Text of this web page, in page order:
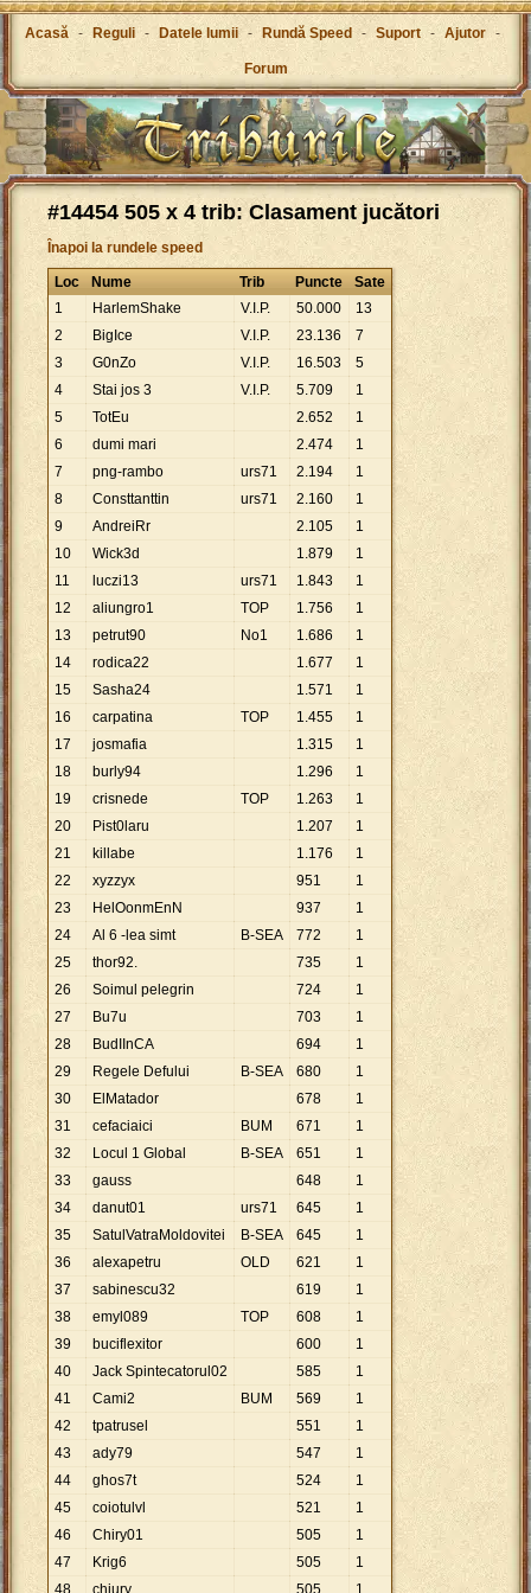
Acasă - Reguli - Datele lumii - Rundă Speed - Suport - Ajutor -
Forum
#14454 505 x 4 trib: Clasament jucători
Înapoi la rundele speed
Loc Nume Trib Puncte
Sate
1
HarlemShake V.I.P. 50.000
13
2
BigIce V.I.P. 23.136
7
3
G0nZo V.I.P. 16.503
5
4
Stai jos 3 V.I.P. 5.709
1
5
TotEu 2.652
1
6
dumi mari 2.474
1
7
png-rambo urs71 2.194
1
8
Consttanttin urs71 2.160
1
9
AndreiRr 2.105
1
10
Wick3d 1.879
1
11
luczi13 urs71 1.843
1
12
aliungro1 TOP 1.756
1
13
petrut90 No1 1.686
1
14
rodica22 1.677
1
15
Sasha24 1.571
1
16
carpatina TOP 1.455
1
17
josmafia 1.315
1
18
burly94 1.296
1
19
crisnede TOP 1.263
1
20
Pist0laru 1.207
1
21
killabe 1.176
1
22
xyzzyx 951
1
23
HelOonmEnN 937
1
24
Al 6 -lea simt B-SEA 772
1
25
thor92. 735
1
26
Soimul pelegrin 724
1
27
Bu7u 703
1
28
BudIInCA 694
1
29
Regele Defului B-SEA 680
1
30
ElMatador 678
1
31
cefaciaici BUM 671
1
32
Locul 1 Global B-SEA 651
1
33
gauss 648
1
34
danut01 urs71 645
1
35
SatulVatraMoldovitei B-SEA 645
1
36
alexapetru OLD 621
1
37
sabinescu32 619
1
38
emyl089 TOP 608
1
39
buciflexitor 600
1
40
Jack Spintecatorul02 585
1
41
Cami2 BUM 569
1
42
tpatrusel 551
1
43
ady79 547
1
44
ghos7t 524
1
45
coiotulvl 521
1
46
Chiry01 505
1
47
Krig6 505
1